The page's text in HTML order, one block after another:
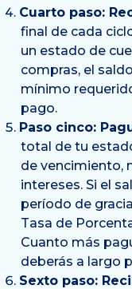
Cuarto paso:
final de cada
un estado de
compras, el
mínimo
pago.
Paso cinco:
total de tu
de vencimiento,
intereses. Si el
período de
Tasa de
Cuanto más
deberás a largo
Sexto paso: